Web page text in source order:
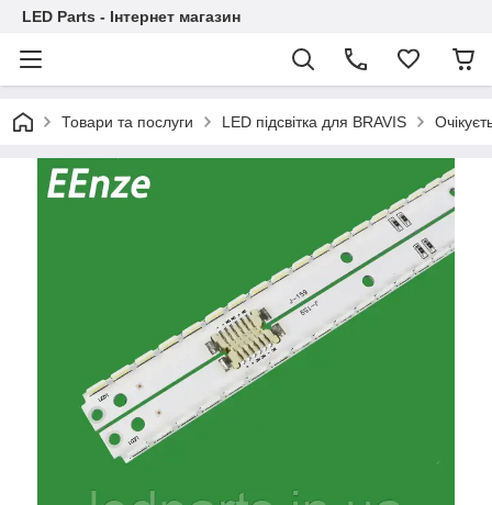
LED Parts - Інтернет магазин
Товари та послуги LED підсвітка для BRAVIS